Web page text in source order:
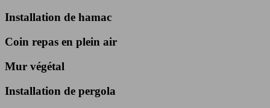
Installation de hamac
Coin repas en plein air
Mur végétal
Installation de pergola